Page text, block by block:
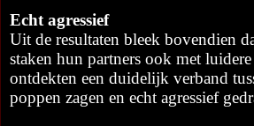
Echt agressief
Uit de resultaten bleek bovendien
staken hun partners ook met
ontdekten een duidelijk verband
poppen zagen en echt agressief